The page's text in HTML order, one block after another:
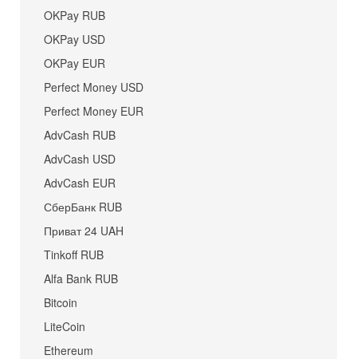
OKPay RUB
OKPay USD
OKPay EUR
Perfect Money USD
Perfect Money EUR
AdvCash RUB
AdvCash USD
AdvCash EUR
СберБанк RUB
Приват 24 UAH
Tinkoff RUB
Alfa Bank RUB
Bitcoin
LiteCoin
Ethereum